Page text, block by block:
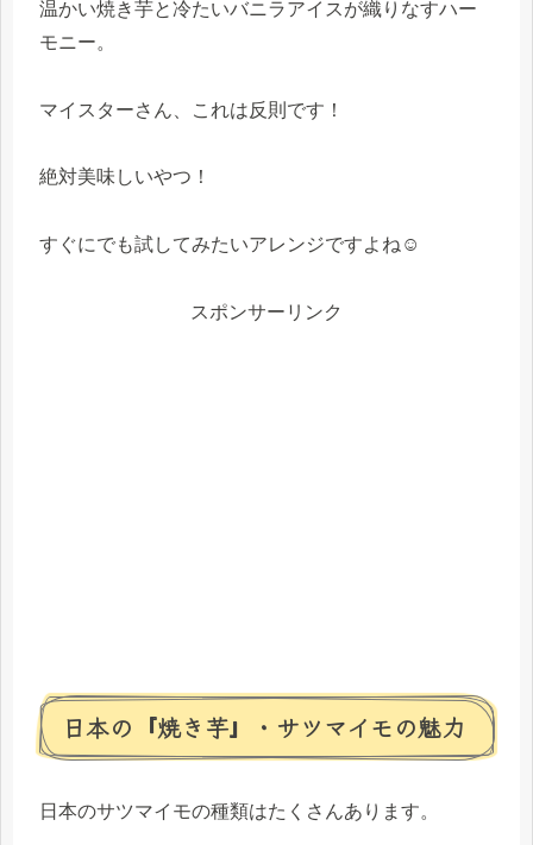
温かい焼き芋と冷たいバニラアイスが織りなすハー
モニー。
マイスターさん、これは反則です！
絶対美味しいやつ！
すぐにでも試してみたいアレンジですよね☺
スポンサーリンク
日本の『焼き芋』・サツマイモの魅力
日本のサツマイモの種類はたくさんあります。